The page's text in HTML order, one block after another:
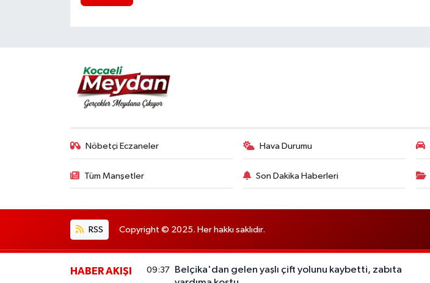
Nöbetçi Eczaneler Hava Durumu
Tüm Manşetler Son Dakika Haberleri
RSS Copyright © 2025. Her hakkı saklıdır.
HABER AKIŞI 09:37
Belçika'dan gelen yaşlı çift yolunu kaybetti, zabıta